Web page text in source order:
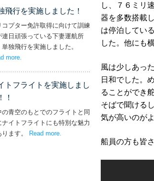
し、７６ミリ
器を多数搭載
は停泊してい
した。他にも
風は少しあっ
日和でした。
ることができ
そばで聞ける
気が高いのが
船員の方も皆
飛行を実施しました！
コプター免許取得に向けて訓練
連日頑張っている下妻運航所
単独飛行を実施しました。
more
トフライトを実施しまし
！
の青空のもとでのフライトと同
ナイトフライトにも特別な魅力
ります。
Read more– ‘ナイトフライトを実施しました
.